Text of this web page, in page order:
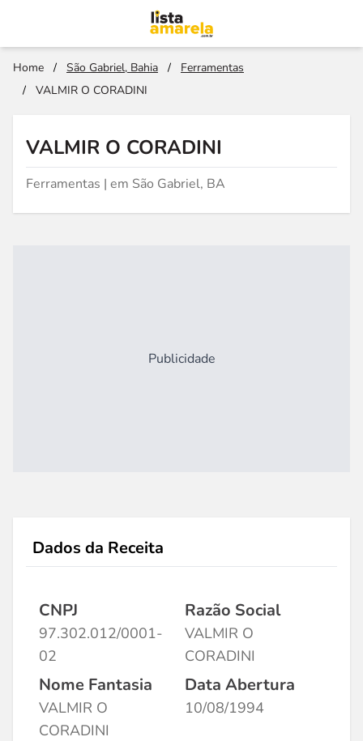
Home / São Gabriel, Bahia /
Ferramentas
/
VALMIR O CORADINI
VALMIR O CORADINI
Ferramentas | em São Gabriel, BA
Publicidade
Dados da Receita
CNPJ
97.302.012/0001-
02
Razão Social
VALMIR O
CORADINI
Nome Fantasia
VALMIR O
CORADINI
Data Abertura
10/08/1994